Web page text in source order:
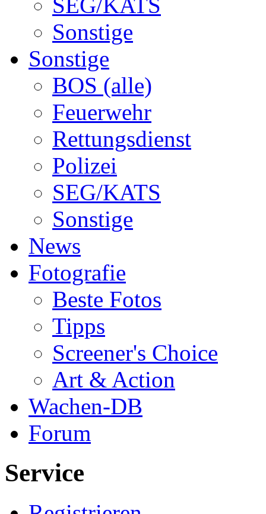
Sonstige
Sonstige
BOS (alle)
Feuerwehr
Rettungsdienst
Polizei
SEG/KATS
Sonstige
News
Fotografie
Beste Fotos
Tipps
Screener's Choice
Art & Action
Wachen-DB
Forum
Service